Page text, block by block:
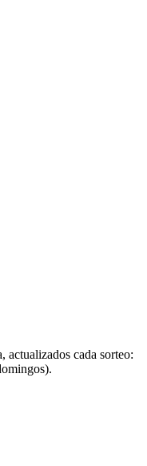
actualizados cada sorteo: